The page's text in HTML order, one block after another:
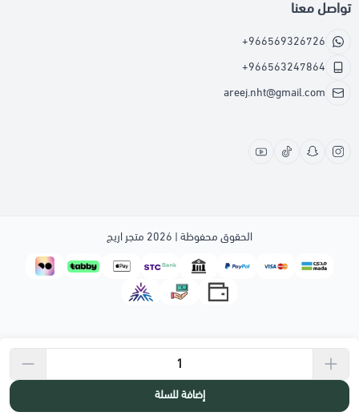
إضافة للسلة
تواصل معنا
+966569326726
+966563247864
areej.nht@gmail.com
الحقوق محفوظة | 2026 متجر اريج